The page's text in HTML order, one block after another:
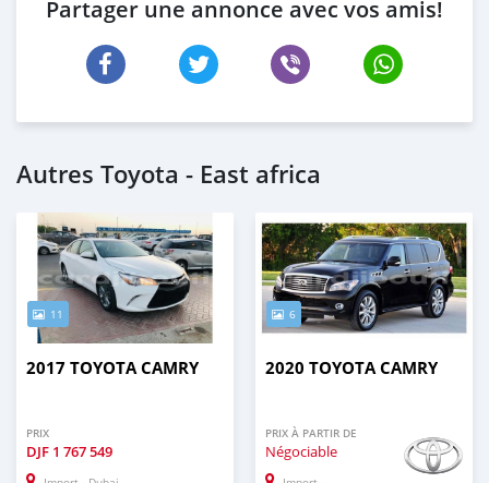
Partager une annonce avec vos amis!
Autres Toyota - East africa
11
2017 TOYOTA CAMRY
PRIX
DJF 1 767 549
6
2020 TOYOTA CAMRY
PRIX À PARTIR DE
Négociable